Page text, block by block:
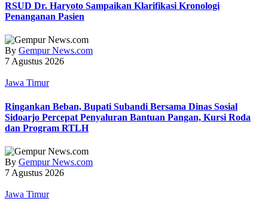
RSUD Dr. Haryoto Sampaikan Klarifikasi Kronologi
Penanganan Pasien
By Gempur News.com
7 Agustus 2026
Jawa Timur
Ringankan Beban, Bupati Subandi Bersama Dinas Sosial
Sidoarjo Percepat Penyaluran Bantuan Pangan, Kursi Roda
dan Program RTLH
By Gempur News.com
7 Agustus 2026
Jawa Timur